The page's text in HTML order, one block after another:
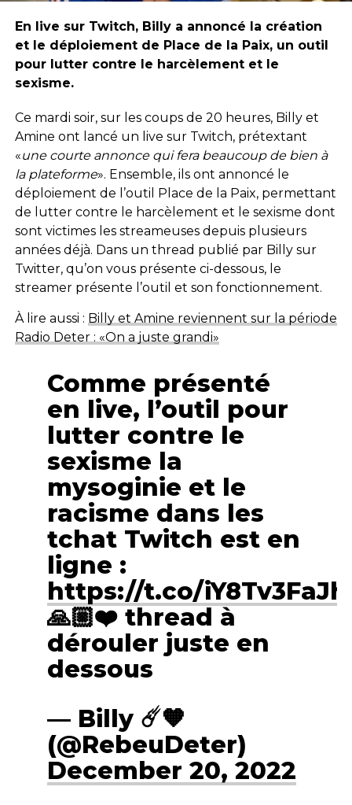
En live sur Twitch, Billy a annoncé la création
et le déploiement de Place de la Paix, un outil
pour lutter contre le harcèlement et le
sexisme.
Ce mardi soir, sur les coups de 20 heures, Billy et
Amine ont lancé un live sur Twitch, prétextant
«une courte annonce qui fera beaucoup de bien à
la plateforme». Ensemble, ils ont annoncé le
déploiement de l’outil Place de la Paix, permettant
de lutter contre le harcèlement et le sexisme dont
sont victimes les streameuses depuis plusieurs
années déjà. Dans un thread publié par Billy sur
Twitter, qu’on vous présente ci-dessous, le
streamer présente l’outil et son fonctionnement.
À lire aussi : Billy et Amine reviennent sur la période
Radio Deter : «On a juste grandi»
Comme présenté
en live, l’outil pour
lutter contre le
sexisme la
mysoginie et le
racisme dans les
tchat Twitch est en
ligne :
https://t.co/iY8Tv3FaJh
🙏🏼❤️ thread à
dérouler juste en
dessous
— Billy ☄️🧡
(@RebeuDeter)
December 20, 2022